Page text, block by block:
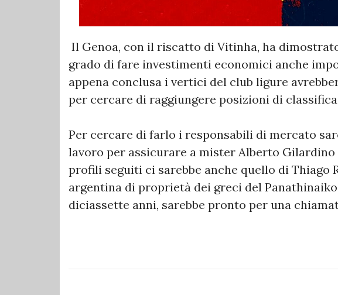
Il Genoa, con il riscatto di Vitinha, ha
grado di fare investimenti economici anche
appena conclusa i vertici del club ligure
per cercare di raggiungere posizioni di
Per cercare di farlo i responsabili di mercato
lavoro per assicurare a mister Alberto
profili seguiti ci sarebbe anche quello di Thiago
argentina di proprietà dei greci del
diciassette anni, sarebbe pronto per una